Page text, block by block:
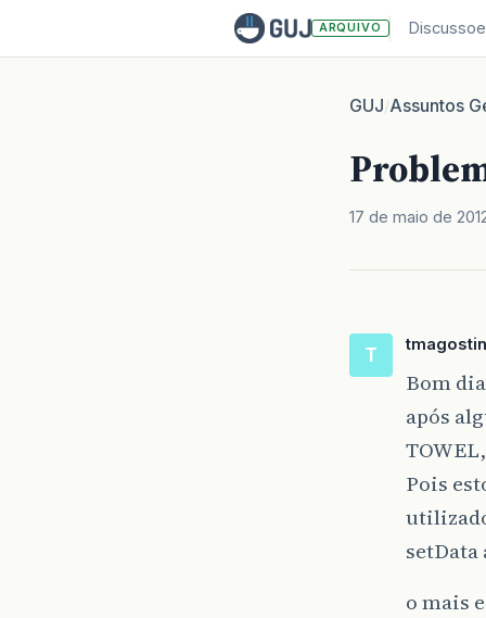
ARQUIVO
GUJ/Assuntos
17 de maio de
T
Bom
após
Pois
setData
o mais